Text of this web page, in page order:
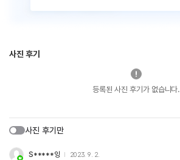
사진 후기
등록된 사진 후기가 없습니다.
사진 후기만
S*****잉 2023. 9. 2.